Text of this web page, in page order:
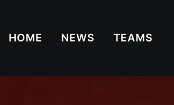
HOME NEWS TEAMS